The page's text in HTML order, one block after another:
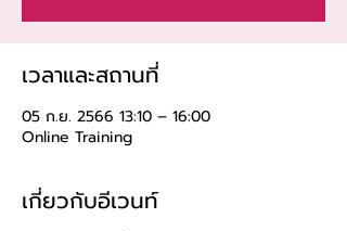
เวลาและสถานที่
05 ก.ย. 2566 13:10 – 16:00
Online Training
เกี่ยวกับอีเวนท์